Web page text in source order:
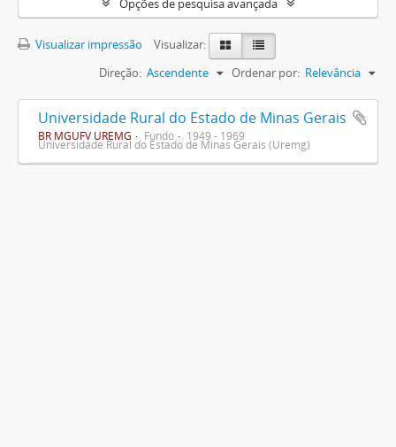
Opções de pesquisa avançada
Visualizar impressão
Visualizar:
Ordenar por: Relevância
Direção: Ascendente
Universidade Rural do Estado de Minas Gerais
BR MGUFV UREMG Fundo 1949 - 1969
Universidade Rural do Estado de Minas Gerais (Uremg)